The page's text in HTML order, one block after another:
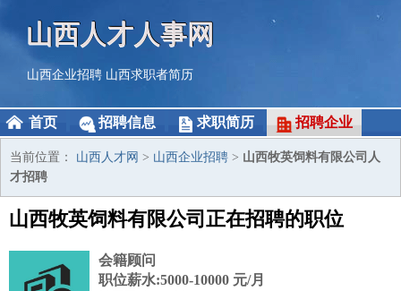
山西人才人事网
山西企业招聘 山西求职者简历
首页 招聘信息 求职简历 招聘企业
当前位置： 山西人才网 > 山西企业招聘 > 山西牧英饲料有限公司人
才招聘
山西牧英饲料有限公司正在招聘的职位
会籍顾问
职位薪水:5000-10000 元/月